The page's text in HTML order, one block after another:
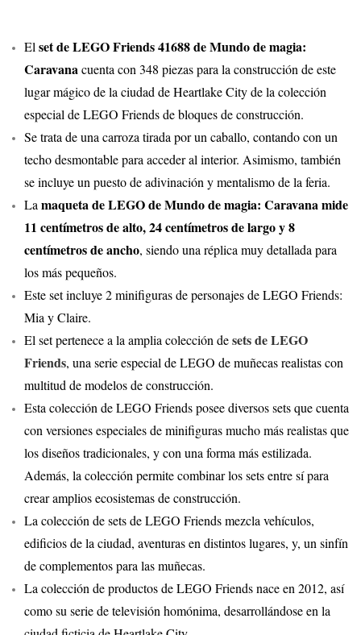
El set de LEGO Friends 41688 de Mundo de magia:
Caravanacuenta con 348 piezas para la construcción de este
lugar mágico de la ciudad de Heartlake City de la colección
especial de LEGO Friends de bloques de construcción.
Se trata de una carroza tirada por un caballo, contando con un
techo desmontable para acceder al interior. Asimismo, también
se incluye un puesto de adivinación y mentalismo de la feria.
La maqueta de LEGO de Mundo de magia: Caravana mide
11 centímetros de alto, 24 centímetros de largo y 8
centímetros de ancho, siendo una réplica muy detallada para
los más pequeños.
Este set incluye 2 minifiguras de personajes de LEGO Friends:
Mia y Claire.
El set pertenece a la amplia colección desets de LEGO
Friends, una serie especial de LEGO de muñecas realistas con
multitud de modelos de construcción.
Esta colección de LEGO Friends posee diversos sets que cuenta
con versiones especiales de minifiguras mucho más realistas que
los diseños tradicionales, y con una forma más estilizada.
Además, la colección permite combinar los sets entre sí para
crear amplios ecosistemas de construcción.
La colección de sets de LEGO Friends mezcla vehículos,
edificios de la ciudad, aventuras en distintos lugares, y, un sinfín
de complementos para las muñecas.
La colección de productos de LEGO Friends nace en 2012, así
como su serie de televisión homónima, desarrollándose en la